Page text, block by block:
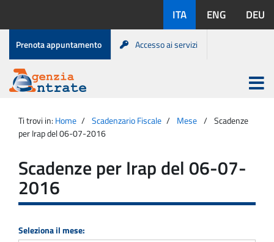
contenuto
disponibili:
ITA ENG DEU
Menu
di
servizio
Prenota appuntamento Accesso ai servizi
Agenzia
Entrate
Apri
menu
principale
Ti trovi in: Home Scadenzario Fiscale Mese
Scadenze
per Irap del 06-07-2016
Scadenze per Irap del 06-07-
2016
Seleziona il mese: